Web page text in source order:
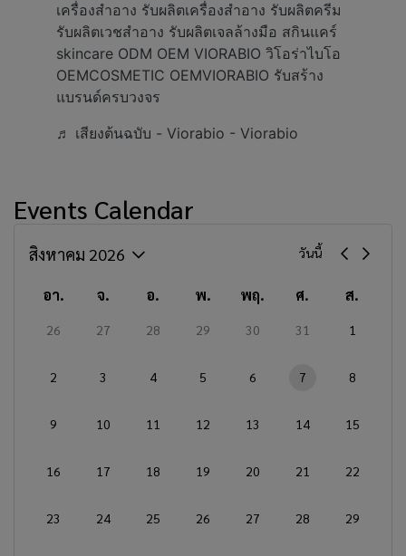
เครื่องสำอาง รับผลิตเครื่องสำอาง รับผลิตครีม
รับผลิตเวชสำอาง รับผลิตเจลล้างมือ สกินแคร์
skincare ODM OEM VIORABIO วิโอร่าไบโอ
OEMCOSMETIC OEMVIORABIO รับสร้าง
แบรนด์ครบวงจร
♬ เสียงต้นฉบับ - Viorabio - Viorabio
Events Calendar
สิงหาคม 2026 วันนี้
อา. จ. อ. พ. พฤ. ศ. ส.
26 27 28 29 30 31 1
2 3 4 5 6 7 8
9 10 11 12 13 14 15
16 17 18 19 20 21 22
23 24 25 26 27 28 29